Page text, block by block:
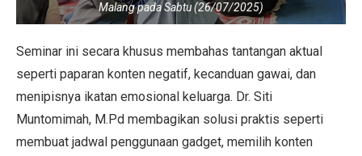
Malang pada Sabtu (26/07/2025)
Seminar ini secara khusus membahas tantangan aktual
seperti paparan konten negatif, kecanduan gawai, dan
menipisnya ikatan emosional keluarga. Dr. Siti
Muntomimah, M.Pd membagikan solusi praktis seperti
membuat jadwal penggunaan gadget, memilih konten